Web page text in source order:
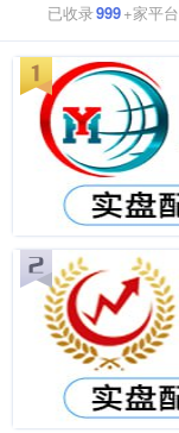
已收录999+家平台